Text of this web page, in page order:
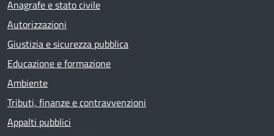
Anagrafe e stato civile
Autorizzazioni
Giustizia e sicurezza pubblica
Educazione e formazione
Ambiente
Tributi, finanze e contravvenzioni
Appalti pubblici